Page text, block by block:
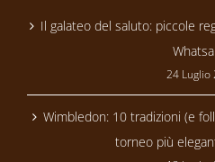
Il galateo del saluto: piccole
24 Luglio
Wimbledon: 10 tradizioni (e
torneo più